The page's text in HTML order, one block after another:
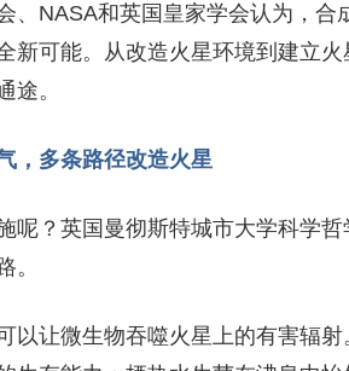
、NASA和英国皇家学会认为，合
新可能。从改造火星环境到建立
途。
，多条路径改造火星
呢？英国曼彻斯特城市大学科学
。
以让微生物吞噬火星上的有害辐